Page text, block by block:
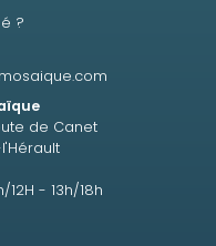
?
de Canet
12H - 13h/18h